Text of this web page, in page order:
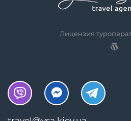
Лицензия